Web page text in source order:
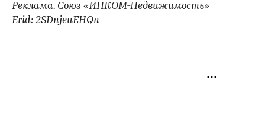
Реклама. Союз «ИНКОМ-Недвижимость»
Erid: 2SDnjeuEHQn